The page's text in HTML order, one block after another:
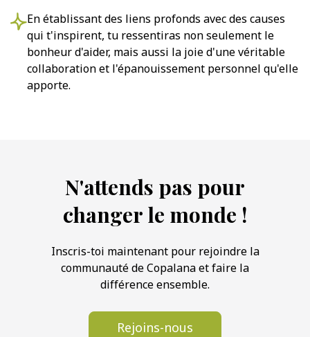
En établissant des liens profonds avec des causes
qui t'inspirent, tu ressentiras non seulement le
bonheur d'aider, mais aussi la joie d'une véritable
collaboration et l'épanouissement personnel qu'elle
apporte.
N'attends pas pour
changer le monde !
Inscris-toi maintenant pour rejoindre la
communauté de Copalana et faire la
différence ensemble.
Rejoins-nous